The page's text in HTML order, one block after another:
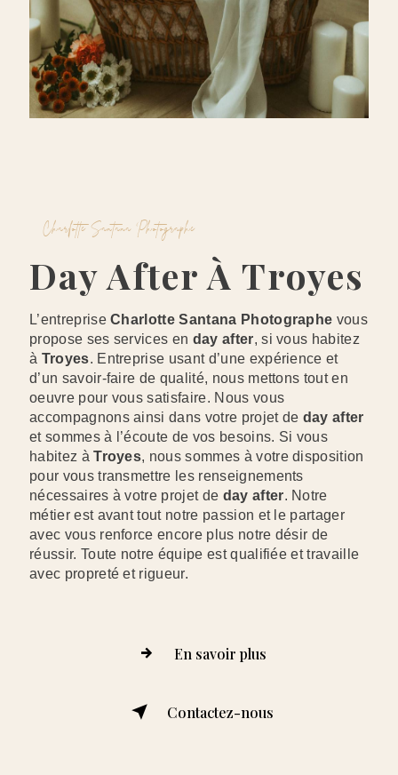
Charlotte Santana Photographe
Day After À Troyes
L’entrepriseCharlotte Santana Photographe vous
propose ses services en day after, si vous habitez
à Troyes. Entreprise usant d’une expérience et
d’un savoir-faire de qualité, nous mettons tout en
oeuvre pour vous satisfaire. Nous vous
accompagnons ainsi dans votre projet de day after
et sommes à l’écoute de vos besoins. Si vous
habitez àTroyes, nous sommes à votre disposition
pour vous transmettre les renseignements
nécessaires à votre projet de day after. Notre
métier est avant tout notre passion et le partager
avec vous renforce encore plus notre désir de
réussir. Toute notre équipe est qualifiée et travaille
avec propreté et rigueur.
En savoir plus
Contactez-nous